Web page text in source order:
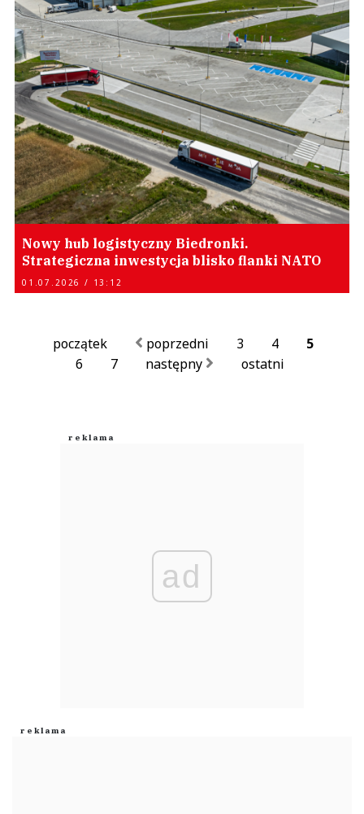
Nowy hub logistyczny Biedronki.
Strategiczna inwestycja blisko flanki NATO
01.07.2026 / 13:12
początek poprzedni 3 4
5
6
7 następny ostatni
ad